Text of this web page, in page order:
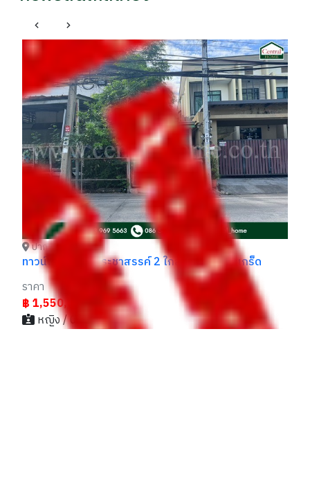
ปากเกร็ด นนทบุรี
คอนโด เดอะคิทท์ ติวานนท์ ห้องมุม ขายต่ำกว่าประเมิน
ราคา
฿ 1,600,000฿1,680,000
เจี๊ยบ / 086xxxxx40